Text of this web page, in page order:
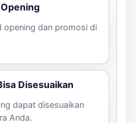
opening dan promosi di
Disesuaikan
dapat disesuaikan
Anda.